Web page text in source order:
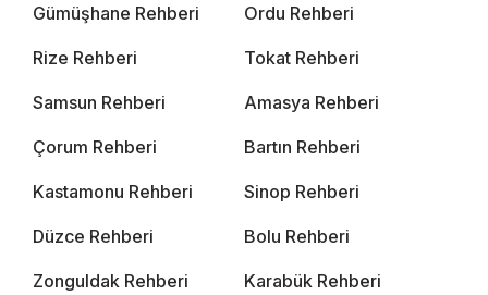
Gümüşhane Rehberi Ordu Rehberi
Rize Rehberi Tokat Rehberi
Samsun Rehberi Amasya Rehberi
Çorum Rehberi Bartın Rehberi
Kastamonu Rehberi Sinop Rehberi
Düzce Rehberi Bolu Rehberi
Zonguldak Rehberi Karabük Rehberi